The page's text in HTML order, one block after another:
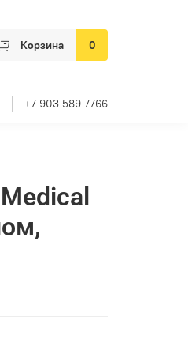
Корзина 0
+7 903 589 7766